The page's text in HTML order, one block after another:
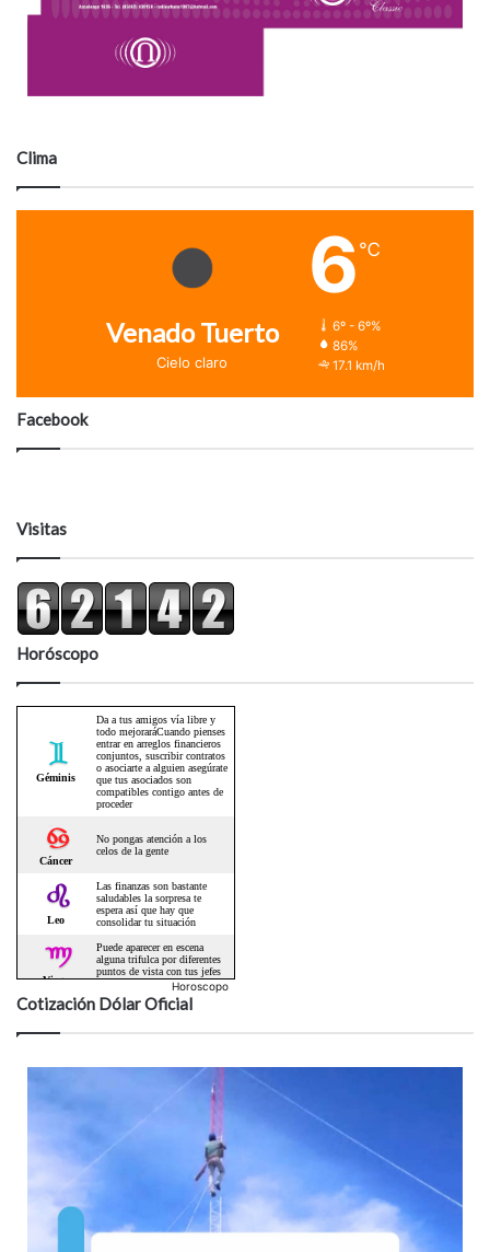
Clima
Venado Tuerto
Cielo claro
6 ℃
6º - 6º%
86%
17.1 km/h
Facebook
Visitas
Horóscopo
Horoscopo
Cotización Dólar Oficial